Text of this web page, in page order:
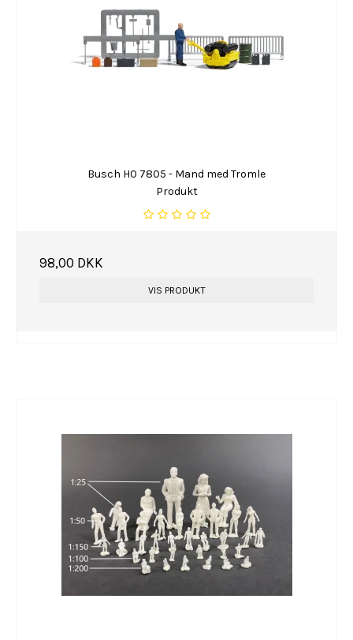
Busch H0 7805 - Mand med Tromle
Produkt
98,00 DKK
VIS PRODUKT